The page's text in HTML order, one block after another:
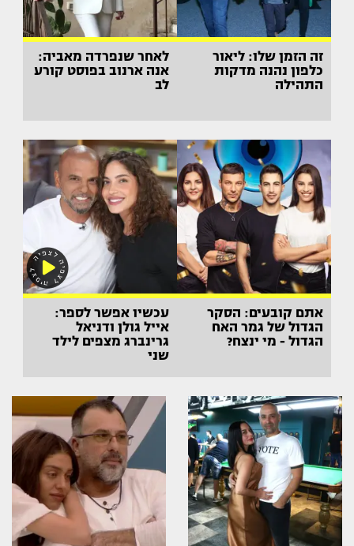
זה הזמן שלו: ליאור
כלפון נהנה מדקות
התהילה
לאחר שנפרדה מאביה:
אנה ארנוב בפוסט קורע
לב
אתם קובעים: הסקר
הגדול של גמר האח
הגדול - מי ינצח?
עכשיו אפשר לספר:
אייל גולן ודניאל
גרינברג מצפים לילד
שני